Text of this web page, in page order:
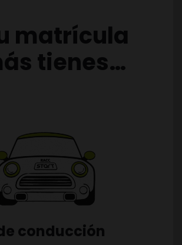
matrícula
tienes…
conducción